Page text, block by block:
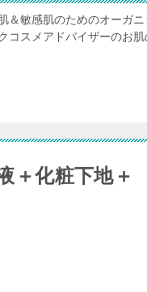
＆敏感肌のためのオーガ
コスメアドバイザーのお
＋化粧下地＋